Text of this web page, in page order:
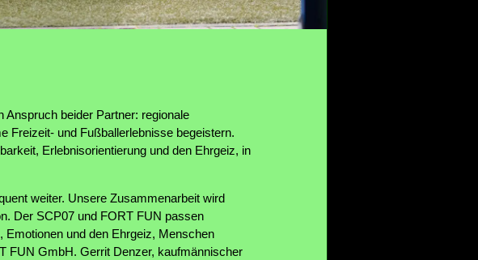
beider Partner: regionale
Freizeit- und Fußballerlebnisse begeistern.
Erlebnisorientierung und den Ehrgeiz, in
weiter. Unsere Zusammenarbeit wird
Der SCP07 und FORT FUN passen
und den Ehrgeiz, Menschen
FUN GmbH. Gerrit Denzer, kaufmännischer